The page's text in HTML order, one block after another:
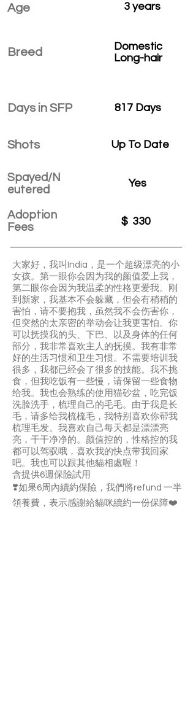
Age
Breed
Days in SFP
Shots
Spayed/N
eutered
Adoption
Fees
3 years
Domestic
Long-hair
817 Days
Up To Date
Yes
$ 330
大家好，我叫India，是一个超级漂亮的小
女孩。第一眼你会因为我的颜值爱上我，
第二眼你会因为我温柔的性格更爱我。刚
到新家，我基本不会躲藏，但会有稍稍的
害怕，请不要抱我，虽然我不会伤害你，
但突然的太亲密的举动会让我更害怕。你
可以抚摸我的头、下巴、以及身体的任何
部分，我非常喜欢主人的抚摸。我有非常
好的生活习惯和卫生习惯。不需要培训我
很多，我都已经会了很多的技能。我不挑
食，但我吃饭有一些慢，请保留一些食物
给我。我也会熟练的使用猫砂盆，吃完饭
洗脸洗手，梳理自己的毛毛。由于我是长
毛，请多给我梳梳毛，我特别喜欢你帮我
梳理毛发。我喜欢自己每天都是漂漂亮
亮，干干净净的。颜值控的，性格控的我
都可以驾驭哦，喜欢我的快点带我回家
吧。我也可以跟其他貓相處喔！
含提供6週保險試用
❣️如果6周內續約保險，我們將refund 一半
領養費，表示感謝給貓咪續約一份保障❤️